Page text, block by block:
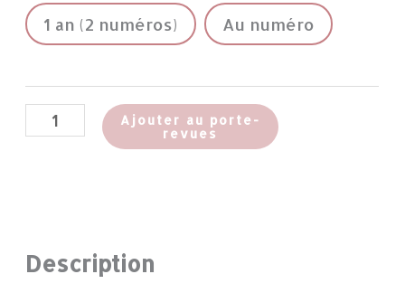
1 an (2 numéros)
Au numéro
Ajouter au porte-
revues
Description